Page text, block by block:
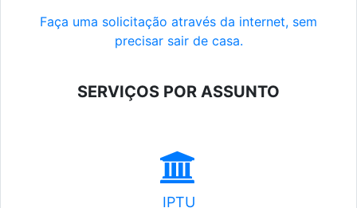
Faça uma solicitação através da internet, sem
precisar sair de casa.
SERVIÇOS POR ASSUNTO
IPTU